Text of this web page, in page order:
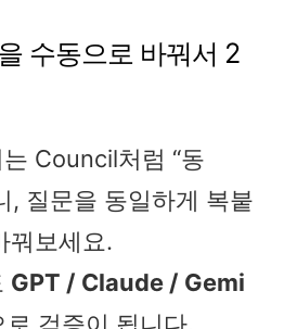
수동으로 바꿔서 2
Council처럼 “동
, 질문을 동일하게 복붙
꿔보세요.
GPT / Claude / Gemi